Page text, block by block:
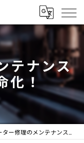
テナンス
化！
修理のメンテナンスで機器を長寿命化！